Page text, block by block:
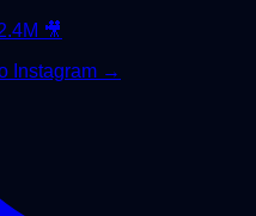
🎥
Instagram →